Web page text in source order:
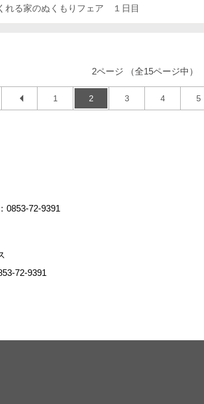
れる家のぬくもりフェア １日目
2ページ （全15ページ中）
1 2 3 4 5
0853-72-9391
72-9391